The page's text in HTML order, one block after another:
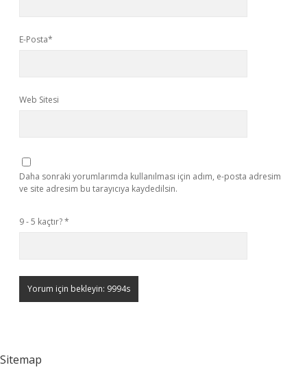
E-Posta*
Web Sitesi
Daha sonraki yorumlarımda kullanılması için adım, e-posta adresim
ve site adresim bu tarayıcıya kaydedilsin.
9 - 5 kaçtır?*
Sitemap